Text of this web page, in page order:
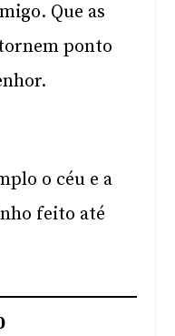
Que as
ponto
o céu e a
feito até